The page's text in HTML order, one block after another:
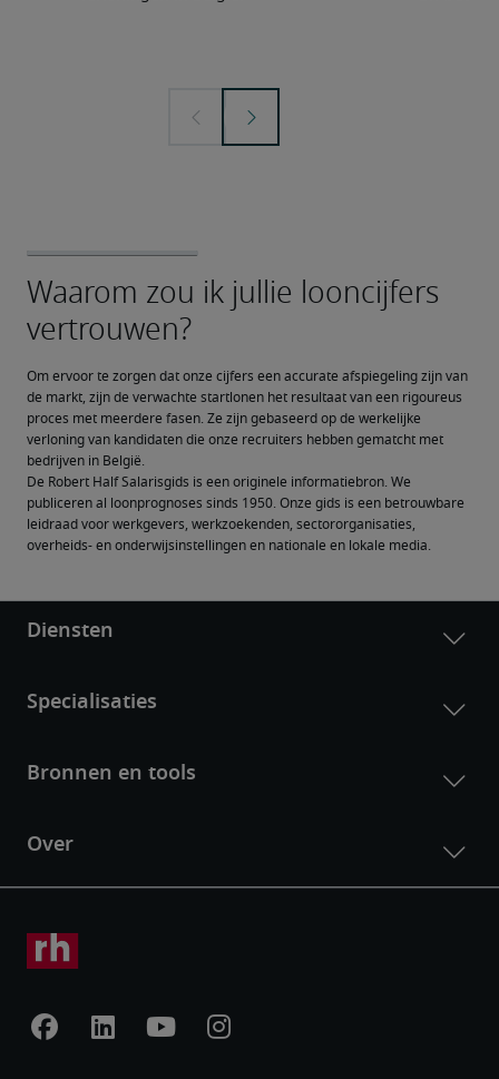
Om ervoor te zorgen dat onze cijfers een accurate afspiegeling zijn van
de markt, zijn de verwachte startlonen het resultaat van een rigoureus
proces met meerdere fasen. Ze zijn gebaseerd op de werkelijke
verloning van kandidaten die onze recruiters hebben gematcht met
bedrijven in België.
De Robert Half Salarisgids is een originele informatiebron. We
publiceren al loonprognoses sinds 1950. Onze gids is een betrouwbare
leidraad voor werkgevers, werkzoekenden, sectororganisaties,
overheids- en onderwijsinstellingen en nationale en lokale media.